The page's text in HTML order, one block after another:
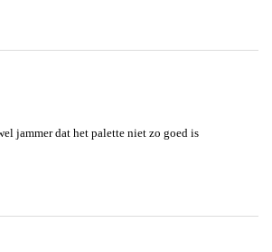
jammer dat het palette niet zo goed is